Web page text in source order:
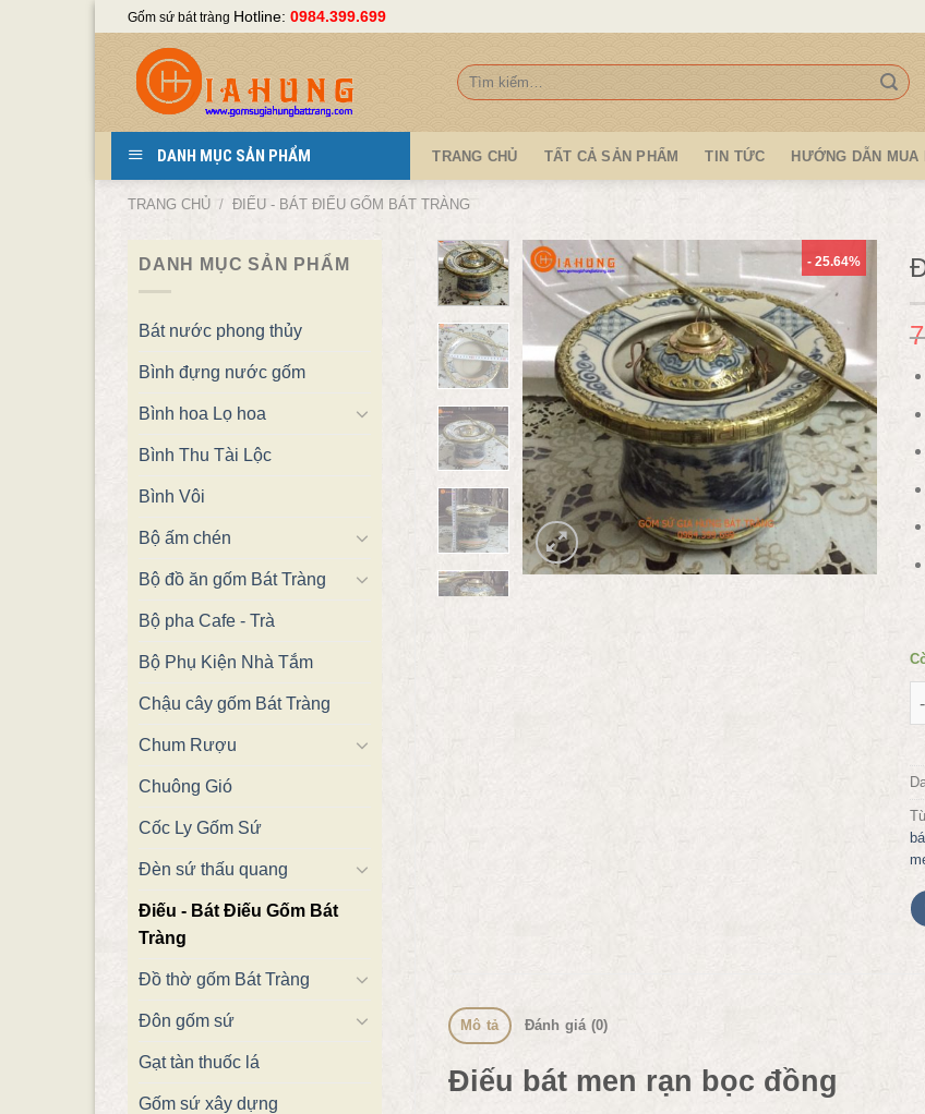
Skip
content
Gốm sứ bát tràng Hotline: 0984.399.699
Tìm
kiếm:
DANH MỤC SẢN PHẨM TRANG CHỦ TẤT CẢ SẢN PHẨM TIN TỨC HƯỚNG DẪN MUA
TRANG CHỦ / ĐIẾU - BÁT ĐIẾU GỐM BÁT TRÀNG
DANH MỤC SẢN PHẨM
Bát nước phong thủy
Bình đựng nước gốm
Bình hoa Lọ hoa
Bình Thu Tài Lộc
Bình Vôi
Bộ ấm chén
Bộ đồ ăn gốm Bát Tràng
Bộ pha Cafe - Trà
Bộ Phụ Kiện Nhà Tắm
Chậu cây gốm Bát Tràng
Chum Rượu
Chuông Gió
Cốc Ly Gốm Sứ
Đèn sứ thấu quang
Điếu - Bát Điếu Gốm Bát
Tràng
Đồ thờ gốm Bát Tràng
Đôn gốm sứ
Gạt tàn thuốc lá
Gốm sứ xây dựng
- 25.64%
Mô tả Đánh giá (0)
Điếu bát men rạn bọc đồng